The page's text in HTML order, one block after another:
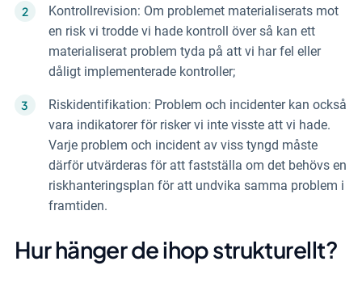
Kontrollrevision: Om problemet materialiserats mot
en risk vi trodde vi hade kontroll över så kan ett
materialiserat problem tyda på att vi har fel eller
dåligt implementerade kontroller;
Riskidentifikation: Problem och incidenter kan också
vara indikatorer för risker vi inte visste att vi hade.
Varje problem och incident av viss tyngd måste
därför utvärderas för att fastställa om det behövs en
riskhanteringsplan för att undvika samma problem i
framtiden.
Hur hänger de ihop strukturellt?